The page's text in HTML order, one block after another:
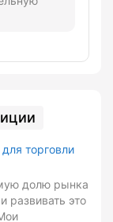
торговли
долю рынка
развивать это